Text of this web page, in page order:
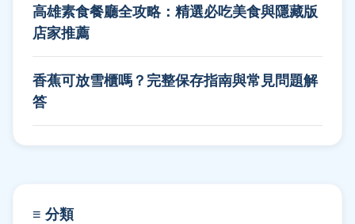
高雄素食餐廳全攻略：精選必吃美食與隱藏版
店家推薦
香蕉可放雪櫃嗎？完整保存指南與常見問題解
答
≡ 分類